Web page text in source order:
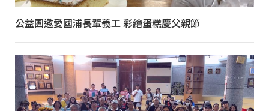
公益團邀愛國浦長輩義工 彩繪蛋糕慶父親節